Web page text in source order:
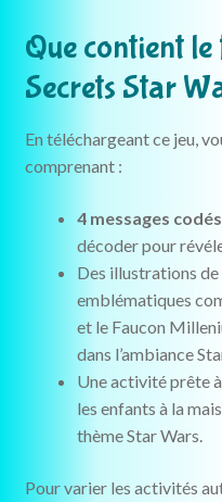
Que contient
Secrets Star
En téléchargeant ce jeu,
comprenant :
4 messages codés
décoder pour
Des illustrations
emblématiques
et le Faucon
dans l’ambiance
Une activité prête
les enfants à la
thème Star Wars.
Pour varier les activités